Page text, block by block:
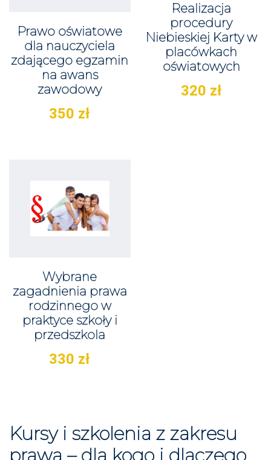
Prawo oświatowe
dla nauczyciela
zdającego egzamin
na awans
zawodowy
350 zł
Realizacja
procedury
Niebieskiej Karty w
placówkach
oświatowych
320 zł
Wybrane
zagadnienia prawa
rodzinnego w
praktyce szkoły i
przedszkola
330 zł
Kursy i szkolenia z zakresu